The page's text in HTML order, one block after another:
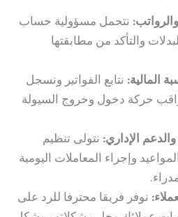
نتحمل مسؤولية حساب
والتأكد من مطابقتها
المالية: نتابع الفواتير ونسجل
حركة دخول وخروج السيولة
الإداري: نتولى تنظيم
وإجراء المعاملات اليومية
نوفر فريقا محترفا للرد على